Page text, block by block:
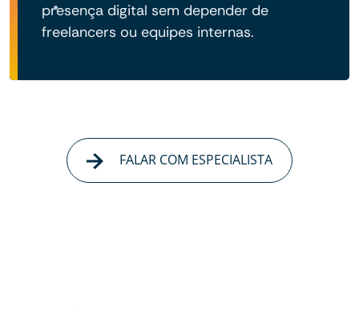
presença digital sem depender de
freelancers ou equipes internas.
FALAR COM ESPECIALISTA